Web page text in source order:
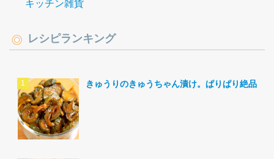
キッチン雑貨
レシピランキング
きゅうりのきゅうちゃん漬け。ぱりぱり絶品。